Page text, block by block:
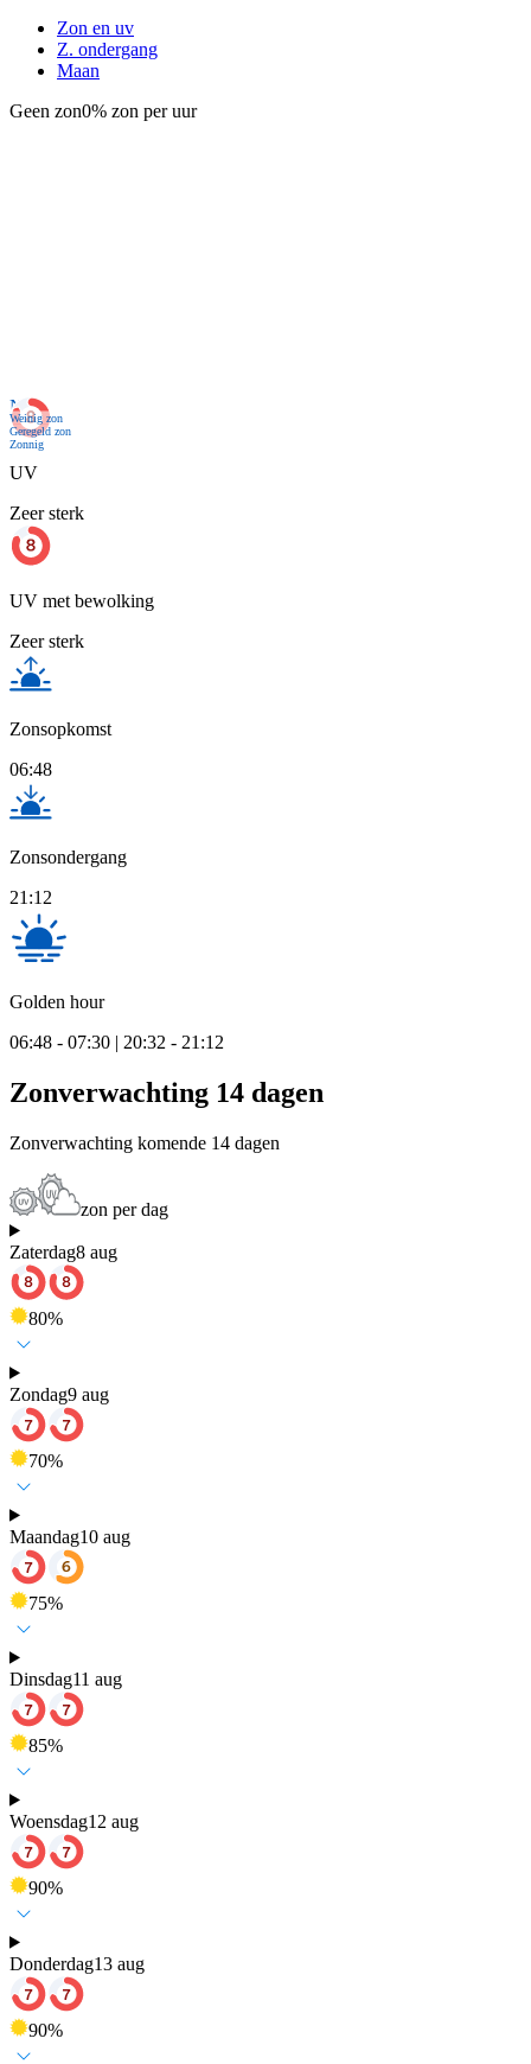
Zon en uv
Z. ondergang
Maan
Geen zon0% zon per uur
Nu
Weinig zon
Geregeld zon
Zonnig
UV
Zeer sterk
UV met bewolking
Zeer sterk
Zonsopkomst
06:48
Zonsondergang
21:12
Golden hour
06:48 - 07:30 | 20:32 - 21:12
Zonverwachting 14 dagen
Zonverwachting komende 14 dagen
zon per dag
Zaterdag8 aug
80%
Zondag9 aug
70%
Maandag10 aug
75%
Dinsdag11 aug
85%
Woensdag12 aug
90%
Donderdag13 aug
90%